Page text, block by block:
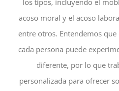
los tipos, incluyendo el
acoso moral y el acoso
entre otros. Entendemos
cada persona puede
diferente, por lo que
personalizada para ofrecer